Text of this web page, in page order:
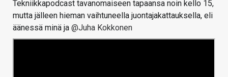
Tekniikkapodcast tavanomaiseen tapaansa noin kello 15,
mutta jälleen hieman vaihtuneella juontajakattauksella, eli
äänessä minä ja @Juha Kokkonen